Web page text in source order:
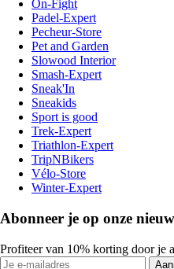
On-Fight
Padel-Expert
Pecheur-Store
Pet and Garden
Slowood Interior
Smash-Expert
Sneak'In
Sneakids
Sport is good
Trek-Expert
Triathlon-Expert
TripNBikers
Vélo-Store
Winter-Expert
Abonneer je op onze
Profiteer van 10% korting door je